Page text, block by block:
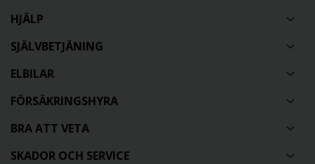
HJÄLP
SJÄLVBETJÄNING
ELBILAR
FÖRSÄKRINGSHYRA
BRA ATT VETA
SKADOR OCH SERVICE